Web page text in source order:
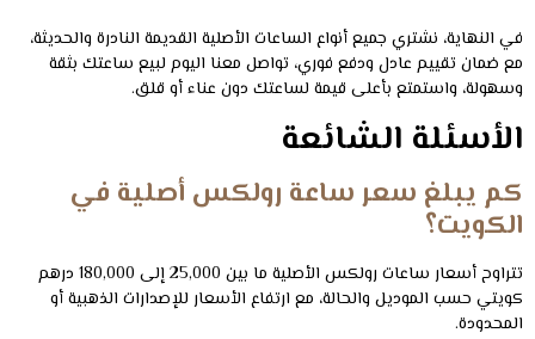
في النهاية، نشتري جميع أنواع الساعات الأصلية القديمة النادرة والحديثة،
مع ضمان تقييم عادل ودفع فوري، تواصل معنا اليوم لبيع ساعتك بثقة
وسهولة، واستمتع بأعلى قيمة لساعتك دون عناء أو قلق.
الأسئلة الشائعة
كم يبلغ سعر ساعة رولكس أصلية في
الكويت؟
تتراوح أسعار ساعات رولكس الأصلية ما بين 25,000 إلى 180,000 درهم
كويتي حسب الموديل والحالة، مع ارتفاع الأسعار للإصدارات الذهبية أو
المحدودة.